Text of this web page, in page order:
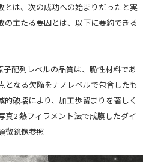
とは、次の成功への始まりだったと実
の主たる要因とは、以下に要約できる
配列レベルの品質は、脆性材料であ
となる欠陥をナノレベルで包含したも
的破壊により、加工歩留まりを著しく
2 熱フィラメント法で成膜したダイ
微鏡像参照